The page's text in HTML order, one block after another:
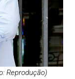
Reprodução)